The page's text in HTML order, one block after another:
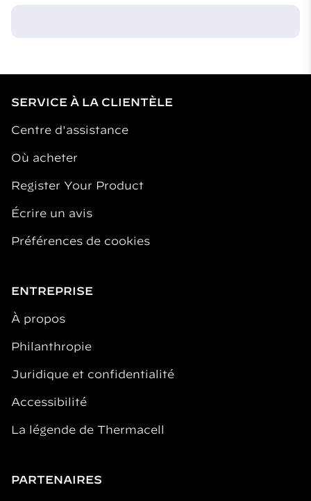
SERVICE À LA CLIENTÈLE
Centre d'assistance
Où acheter
Register Your Product
Écrire un avis
Préférences de cookies
ENTREPRISE
À propos
Philanthropie
Juridique et confidentialité
Accessibilité
La légende de Thermacell
PARTENAIRES